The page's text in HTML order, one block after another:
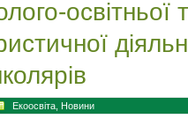
освітньої
Екоосвіта Новини